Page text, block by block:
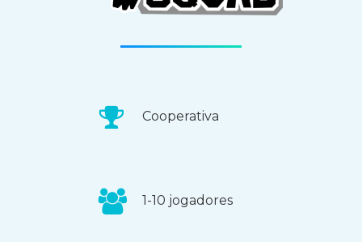
Cooperativa
1-10 jogadores